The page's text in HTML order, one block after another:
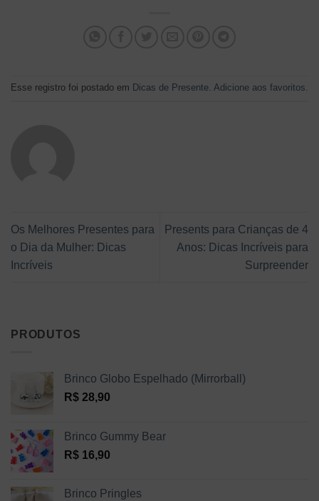
Esse registro foi postado em Dicas de Presente. Adicione aos favoritos.
Os Melhores Presentes para
o Dia da Mulher: Dicas
Incríveis
Presents para Crianças de 4
Anos: Dicas Incríveis para
Surpreender
PRODUTOS
Brinco Globo Espelhado (Mirrorball)
R$ 28,90
Brinco Gummy Bear
R$ 16,90
Brinco Pringles